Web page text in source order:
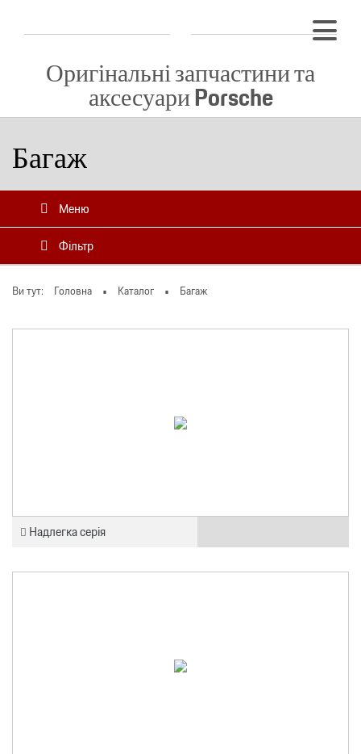
Оригінальні запчастини та
аксесуари Porsche
Багаж
Меню
Фільтр
Ви тут: Головна Каталог Багаж
Надлегка серія